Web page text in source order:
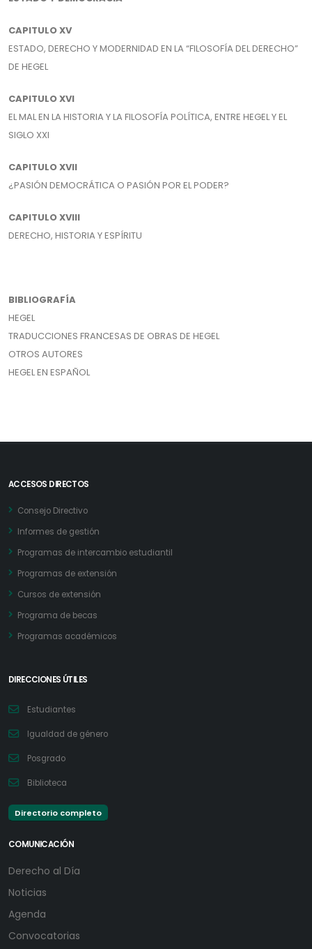
CAPITULO XV
ESTADO, DERECHO Y MODERNIDAD EN LA “FILOSOFÍA DEL DERECHO”
DE HEGEL
CAPITULO XVI
EL MAL EN LA HISTORIA Y LA FILOSOFÍA POLÍTICA, ENTRE HEGEL Y EL
SIGLO XXI
CAPITULO XVII
¿PASIÓN DEMOCRÁTICA O PASIÓN POR EL PODER?
CAPITULO XVIII
DERECHO, HISTORIA Y ESPÍRITU
BIBLIOGRAFÍA
HEGEL
TRADUCCIONES FRANCESAS DE OBRAS DE HEGEL
OTROS AUTORES
HEGEL EN ESPAÑOL
ACCESOS DIRECTOS
Consejo Directivo
Informes de gestión
Programas de intercambio estudiantil
Programas de extensión
Cursos de extensión
Programa de becas
Programas académicos
DIRECCIONES ÚTILES
Estudiantes
Igualdad de género
Posgrado
Biblioteca
Directorio completo
COMUNICACIÓN
Derecho al Día
Noticias
Agenda
Convocatorias